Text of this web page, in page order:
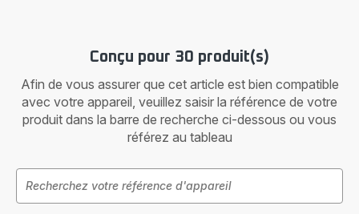
Conçu pour 30 produit(s)
Afin de vous assurer que cet article est bien compatible
avec votre appareil, veuillez saisir la référence de votre
produit dans la barre de recherche ci-dessous ou vous
référez au tableau